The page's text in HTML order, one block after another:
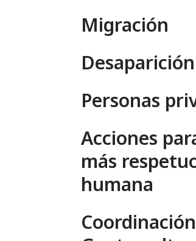
Migración
Desaparición
Personas
Acciones
más
humana